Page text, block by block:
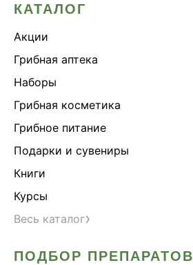
КАТАЛОГ
Акции
Грибная аптека
Наборы
Грибная косметика
Грибное питание
Подарки и сувениры
Книги
Курсы
Весь каталог›
ПОДБОР ПРЕПАРАТОВ